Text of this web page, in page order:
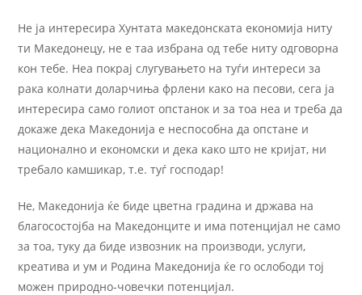
Не ја интересира Хунтата македонската економија ниту
ти Македонецу, не е таа избрана од тебе ниту одговорна
кон тебе. Неа покрај слугувањето на туѓи интереси за
рака колнати доларчиња фрлени како на песови, сега ја
интересира само голиот опстанок и за тоа неа и треба да
докаже дека Македонија е неспособна да опстане и
национално и економски и дека како што не кријат, ни
требало камшикар, т.е. туѓ господар!
Не, Македонија ќе биде цветна градина и држава на
благосостојба на Македонците и има потенцијал не само
за тоа, туку да биде извозник на производи, услуги,
креатива и ум и Родина Македонија ќе го ослободи тој
можен природно-човечки потенцијал.